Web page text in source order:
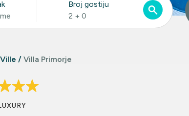
Broj gostiju
2 + 0
Ville / Villa Primorje